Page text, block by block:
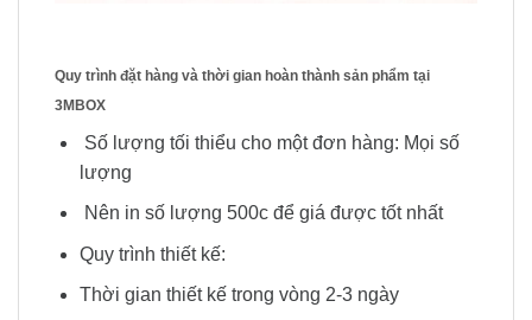
Quy trình đặt hàng và thời gian hoàn thành sản phẩm tại
3MBOX
Số lượng tối thiểu cho một đơn hàng: Mọi số
lượng
Nên in số lượng 500c để giá được tốt nhất
Quy trình thiết kế:
Thời gian thiết kế trong vòng 2-3 ngày